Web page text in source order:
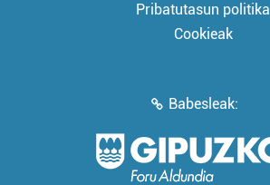
Pribatutasun politika
Cookieak
Babesleak: